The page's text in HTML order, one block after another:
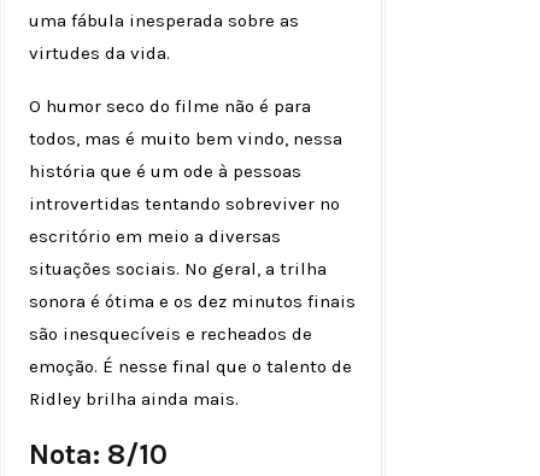
uma fábula inesperada sobre as
virtudes da vida.
O humor seco do filme não é para
todos, mas é muito bem vindo, nessa
história que é um ode à pessoas
introvertidas tentando sobreviver no
escritório em meio a diversas
situações sociais. No geral, a trilha
sonora é ótima e os dez minutos finais
são inesquecíveis e recheados de
emoção. É nesse final que o talento de
Ridley brilha ainda mais.
Nota: 8/10